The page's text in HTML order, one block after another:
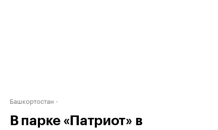
Башкортостан
В парке «Патриот» в